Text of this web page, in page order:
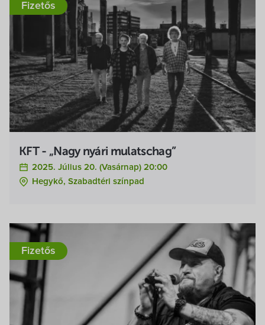
Fizetős
KFT - „Nagy nyári mulatschag”
2025. Július 20. (vasárnap) 20:00
Hegykő, Szabadtéri színpad
Fizetős